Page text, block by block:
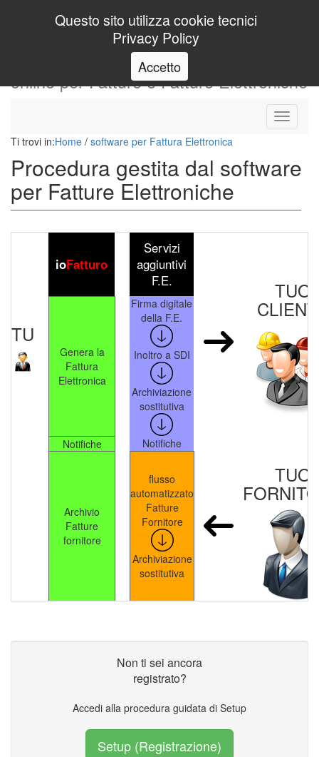
Questo sito utilizza cookie tecnici
Privacy Policy
Accetto
programma gestionale
online per Fatture e Fatture Elettroniche
Toggle
Ti trovi in:Home / software per Fattura Elettronica
Procedura gestita dal software
per Fatture Elettroniche
TU
ioFatturo
Servizi
aggiuntivi
F.E.
TUO
Genera la
Fattura
Elettronica
Firma digitale
della F.E.
Inoltro a SDI
Archiviazione
sostitutiva
Notifiche Notifiche
Archivio
Fatture
fornitore
flusso
automatizzato
Fatture
Fornitore
Archiviazione
sostitutiva
TUO
Non ti sei ancora
registrato?
Accedi alla procedura guidata di Setup
Setup (Registrazione)